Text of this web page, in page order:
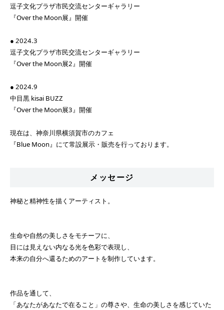
逗子文化プラザ市民交流センターギャラリー
『Over the Moon展』開催
● 2024.3
逗子文化プラザ市民交流センターギャラリー
『Over the Moon展2』開催
● 2024.9
中目黒 kisai BUZZ
『Over the Moon展3』開催
現在は、神奈川県横須賀市のカフェ
『Blue Moon』にて常設展示・販売を行っております。
メッセージ
神秘と精神性を描くアーティスト。
生命や自然の美しさをモチーフに、
目には見えない内なる光を色彩で表現し、
本来の自分へ還るためのアートを制作しています。
作品を通して、
「あなたがあなたで在ること」の尊さや、生命の美しさを感じていた